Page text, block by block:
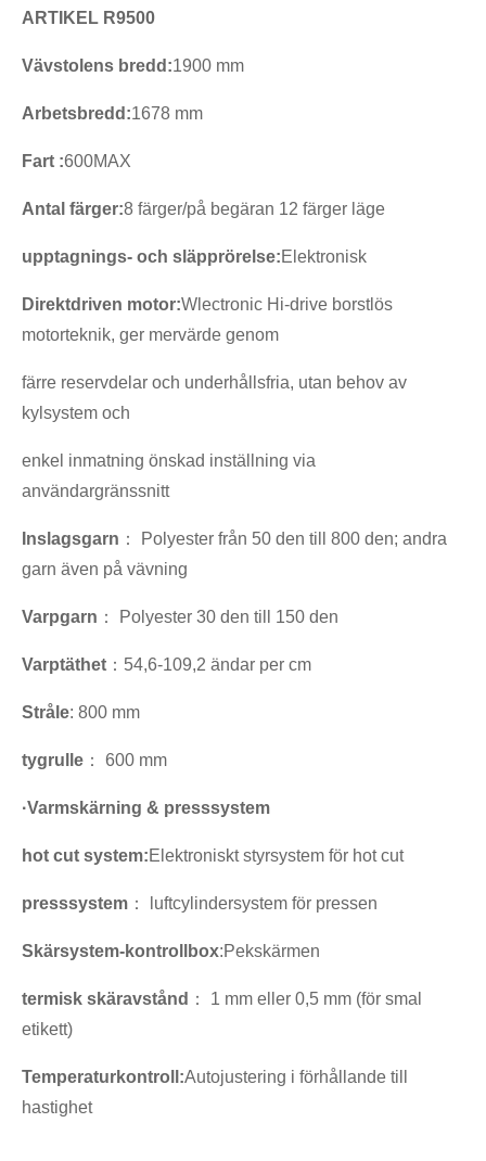
ARTIKEL R9500
Vävstolens bredd:1900 mm
Arbetsbredd:1678 mm
Fart :600MAX
Antal färger:8 färger/på begäran 12 färger läge
upptagnings- och släpprörelse:Elektronisk
Direktdriven motor:Wlectronic Hi-drive borstlös
motorteknik, ger mervärde genom
färre reservdelar och underhållsfria, utan behov av
kylsystem och
enkel inmatning önskad inställning via
användargränssnitt
Inslagsgarn ： Polyester från 50 den till 800 den; andra
garn även på vävning
Varpgarn ： Polyester 30 den till 150 den
Varptäthet ：54,6-109,2 ändar per cm
Stråle: 800 mm
tygrulle ： 600 mm
·Varmskärning & presssystem
hot cut system:Elektroniskt styrsystem för hot cut
presssystem ： luftcylindersystem för pressen
Skärsystem-kontrollbox:Pekskärmen
termisk skäravstånd ： 1 mm eller 0,5 mm (för smal
etikett)
Temperaturkontroll:Autojustering i förhållande till
hastighet